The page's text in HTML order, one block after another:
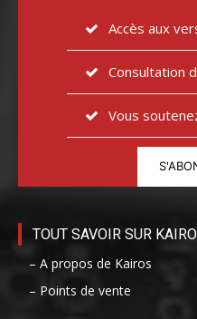
Accès aux
Consultation
Vous
TOUT SAVOIR SUR
– A propos de Kairos
– Points de vente